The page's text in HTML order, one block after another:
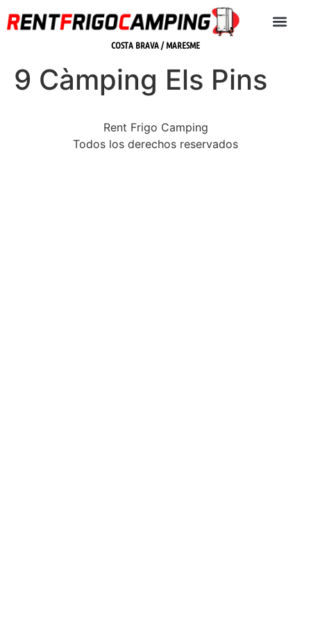
COSTA BRAVA / MARESME
9 Càmping Els Pins
Rent Frigo Camping
Todos los derechos reservados